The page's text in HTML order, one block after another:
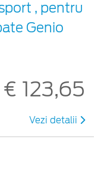
, pentru
Genio
€ 123,65
Vezi detalii